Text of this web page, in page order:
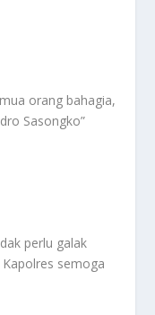
orang bahagia,
Sasongko”
perlu galak
semoga